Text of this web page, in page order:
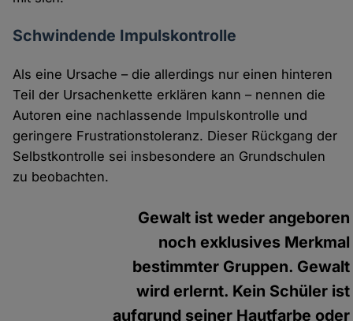
Schwindende Impulskontrolle
Als eine Ursache – die allerdings nur einen hinteren
Teil der Ursachenkette erklären kann – nennen die
Autoren eine nachlassende Impulskontrolle und
geringere Frustrationstoleranz. Dieser Rückgang der
Selbstkontrolle sei insbesondere an Grundschulen
zu beobachten.
Gewalt ist weder angeboren
noch exklusives Merkmal
bestimmter Gruppen. Gewalt
wird erlernt. Kein Schüler ist
aufgrund seiner Hautfarbe oder